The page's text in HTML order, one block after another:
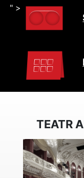
" >
TEATR